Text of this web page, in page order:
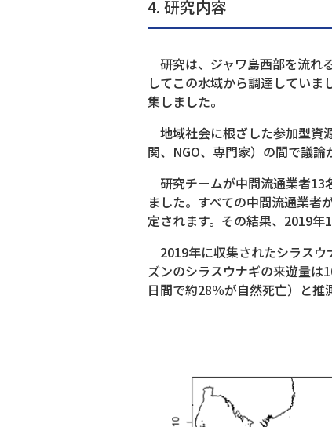
4. 研究内容
研究は、ジャワ島西部を流れ
してこの水域から調達してい
集しました。
地域社会に根ざした参加型資
関、NGO、専門家）の間で議
研究チームが中間流通業者13
ました。すべての中間流通業者
定されます。その結果、2019年
2019年に収集されたシラス
ズンのシラスウナギの来遊量
日間で約28％が自然死亡）と推